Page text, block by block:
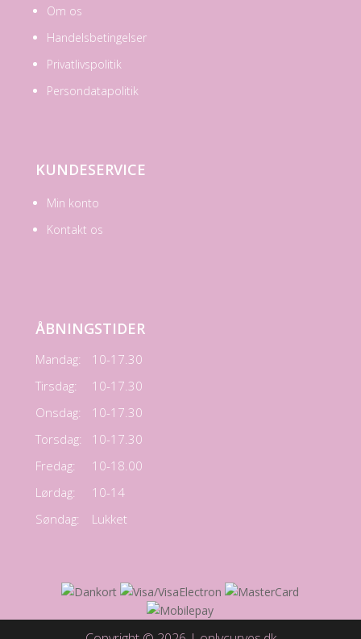
Om os
Handelsbetingelser
Privatlivspolitik
Persondatapolitik
KUNDESERVICE
Min konto
Kontakt os
ÅBNINGSTIDER
Mandag:
10-17.30
Tirsdag:
10-17.30
Onsdag:
10-17.30
Torsdag:
10-17.30
Fredag:
10-18.00
Lørdag:
10-14
Søndag:
Lukket